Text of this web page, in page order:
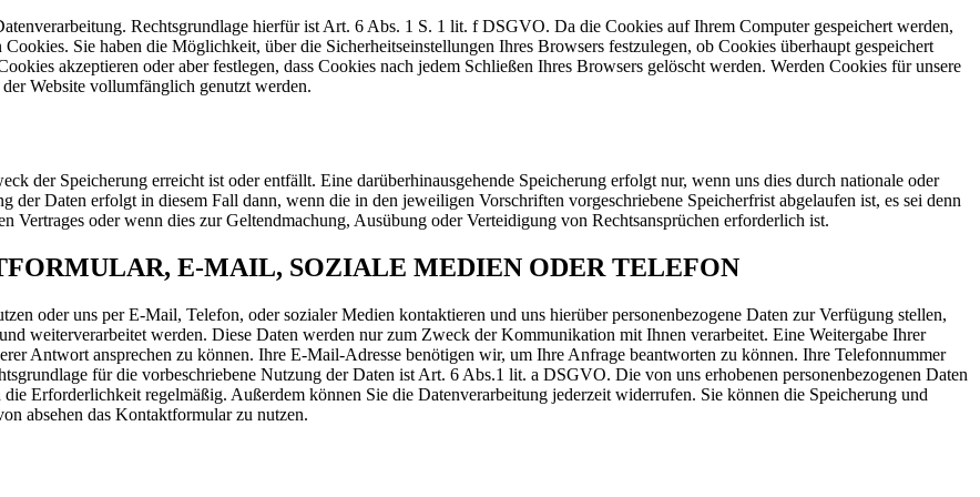
Rechtsgrundlage hierfür ist Art. 6 Abs. 1 S. 1 lit. f DSGVO. Da die Cookies auf Ihrem Computer gespeichert werden,
Sie haben die Möglichkeit, über die Sicherheitseinstellungen Ihres Browsers festzulegen, ob Cookies überhaupt gespeichert
akzeptieren oder aber festlegen, dass Cookies nach jedem Schließen Ihres Browsers gelöscht werden. Werden Cookies für unsere
Website vollumfänglich genutzt werden.
der Speicherung erreicht ist oder entfällt. Eine darüberhinausgehende Speicherung erfolgt nur, wenn uns dies durch nationale oder
der Daten erfolgt in diesem Fall dann, wenn die in den jeweiligen Vorschriften vorgeschriebene Speicherfrist abgelaufen ist, es sei denn
Vertrages oder wenn dies zur Geltendmachung, Ausübung oder Verteidigung von Rechtsansprüchen erforderlich ist.
E-MAIL, SOZIALE MEDIEN ODER TELEFON
oder uns per E-Mail, Telefon, oder sozialer Medien kontaktieren und uns hierüber personenbezogene Daten zur Verfügung stellen,
weiterverarbeitet werden. Diese Daten werden nur zum Zweck der Kommunikation mit Ihnen verarbeitet. Eine Weitergabe Ihrer
Antwort ansprechen zu können. Ihre E-Mail-Adresse benötigen wir, um Ihre Anfrage beantworten zu können. Ihre Telefonnummer
für die vorbeschriebene Nutzung der Daten ist Art. 6 Abs.1 lit. a DSGVO. Die von uns erhobenen personenbezogenen Daten
Erforderlichkeit regelmäßig. Außerdem können Sie die Datenverarbeitung jederzeit widerrufen. Sie können die Speicherung und
absehen das Kontaktformular zu nutzen.